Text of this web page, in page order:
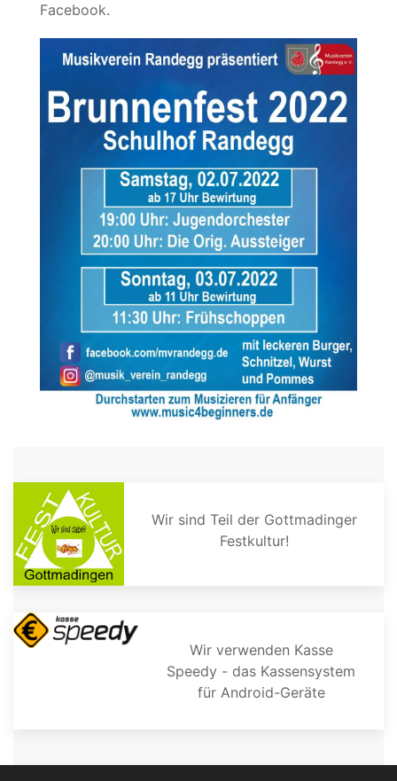
Facebook.
Wir sind Teil der Gottmadinger
Festkultur!
Wir verwenden Kasse
Speedy - das Kassensystem
für Android-Geräte